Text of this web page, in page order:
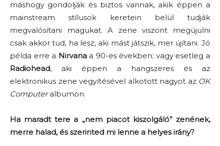
máshogy gondolják és biztos vannak, akik éppen a
mainstream stílusok keretein belül tudják
megvalósítani magukat. A zene viszont megújulni
csak akkor tud, ha lesz, aki mást játszik, mer újítani. Jó
példa erre a Nirvanaa 90-es években; vagy esetleg a
Radiohead, aki éppen a hangszeres és az
elektronikus zene vegyítésével alkotott nagyot az OK
Computeralbumon.
Ha maradt tere a „nem piacot kiszolgáló” zenének,
merre halad, és szerinted mi lenne a helyes irány?